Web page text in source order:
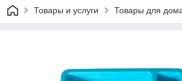
Товары и услуги Товары для